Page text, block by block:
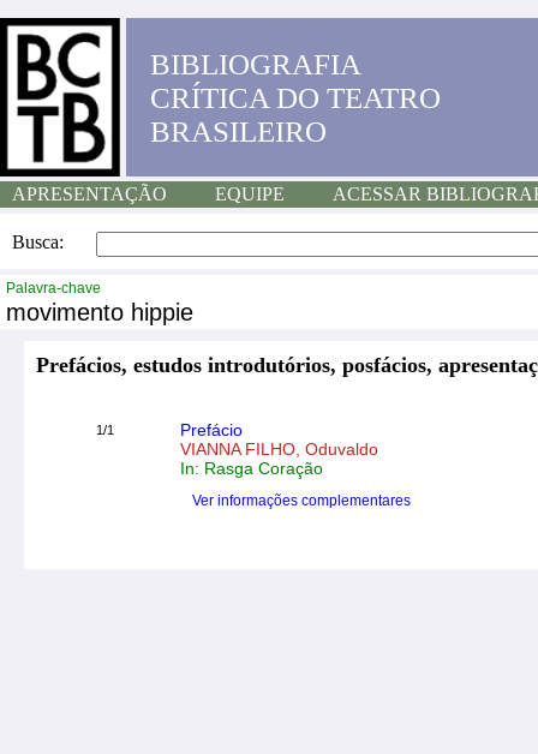
BIBLIOGRAFIA
CRÍTICA DO TEATRO
BRASILEIRO
APRESENTAÇÃO EQUIPE ACESSAR
Busca:
Palavra-chave
movimento hippie
Prefácios, estudos introdutórios, posfácios,
1/1
Prefácio
VIANNA FILHO, Oduvaldo
In: Rasga Coração
Ver informações complementares